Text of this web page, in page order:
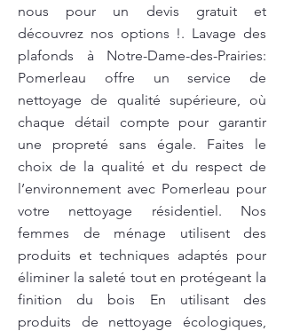
nous pour un devis gratuit et
découvrez nos options !. Lavage des
plafonds à Notre-Dame-des-Prairies:
Pomerleau offre un service de
nettoyage de qualité supérieure, où
chaque détail compte pour garantir
une propreté sans égale. Faites le
choix de la qualité et du respect de
l’environnement avec Pomerleau pour
votre nettoyage résidentiel. Nos
femmes de ménage utilisent des
produits et techniques adaptés pour
éliminer la saleté tout en protégeant la
finition du bois En utilisant des
produits de nettoyage écologiques,